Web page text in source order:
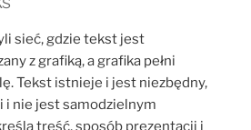
sieć, gdzie tekst jest
z grafiką, a grafika pełni
Tekst istnieje i jest niezbędny,
i nie jest samodzielnym
treść, sposób prezentacji i